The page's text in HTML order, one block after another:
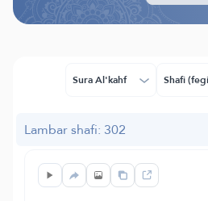
Sura Al'kahf Shafi
Lambar shafi: 302